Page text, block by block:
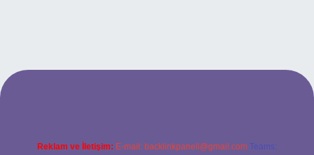
Reklam ve İletişim: E-mail: backlinkpaneli@gmail.com Teams: